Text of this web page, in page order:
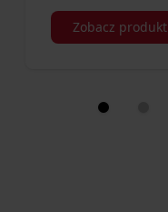
Zobacz produkt